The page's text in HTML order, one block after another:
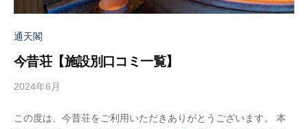
通天閣
今昔荘【施設別口コミ一覧】
2024年6月
a
この度は、今昔荘をご利用いただきありがとうございます。 本